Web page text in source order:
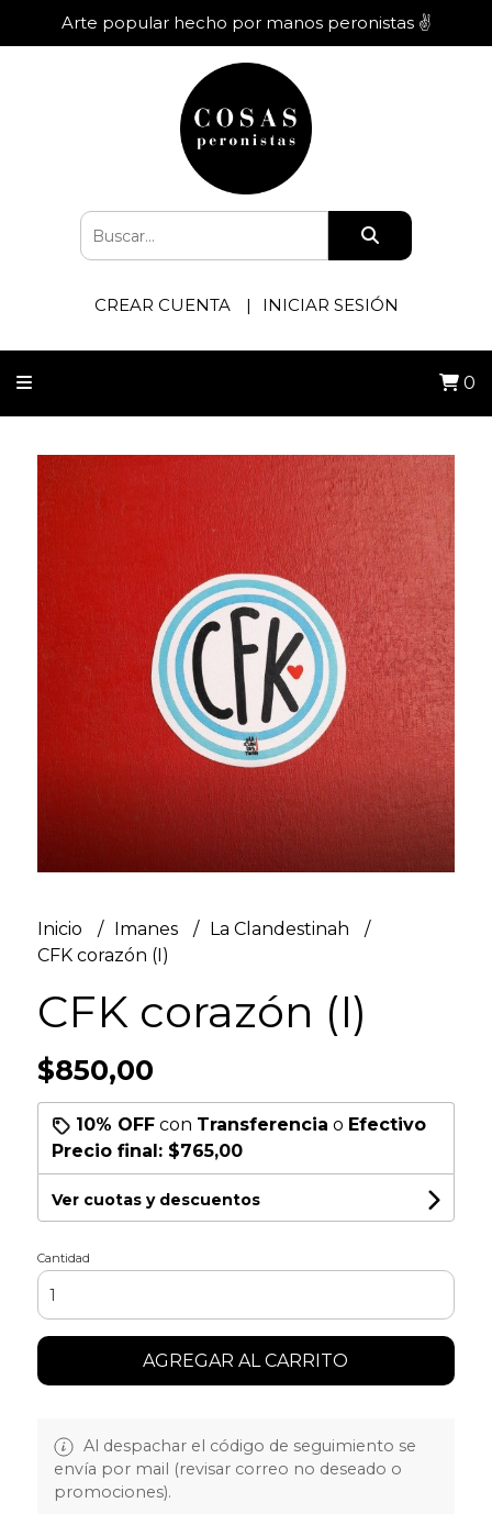
Arte popular hecho por manos peronistas ✌️
CREAR CUENTA INICIAR SESIÓN
0
Inicio Imanes
La Clandestinah
CFK corazón (I)
CFK corazón (I)
$850,00
10% OFFcon Transferencia o Efectivo
Precio final: $765,00
Ver cuotas y descuentos
Cantidad
AGREGAR AL CARRITO
Al despachar el código de seguimiento se
envía por mail (revisar correo no deseado o
promociones).